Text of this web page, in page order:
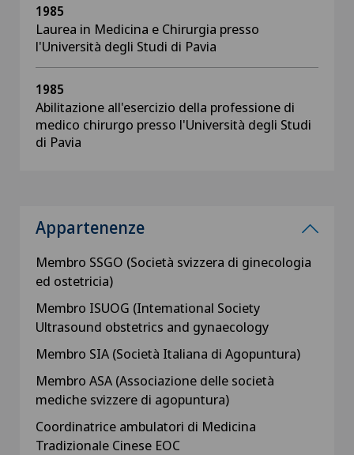
1985
Laurea in Medicina e Chirurgia presso
l'Università degli Studi di Pavia
1985
Abilitazione all'esercizio della professione di
medico chirurgo presso l'Università degli Studi
di Pavia
Appartenenze
Membro SSGO (Società svizzera di ginecologia
ed ostetricia)
Membro ISUOG (Intemational Society
Ultrasound obstetrics and gynaecology
Membro SIA (Società Italiana di Agopuntura)
Membro ASA (Associazione delle società
mediche svizzere di agopuntura)
Coordinatrice ambulatori di Medicina
Tradizionale Cinese EOC